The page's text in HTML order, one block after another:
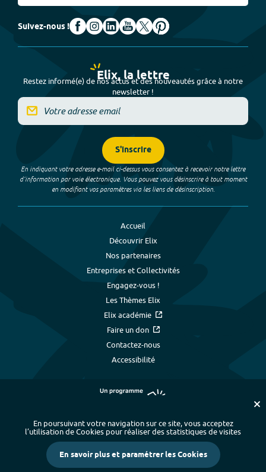
Suivez-nous !
Elix, la lettre
Restez informé(e) de nos actus et des nouveautés grâce à notre
newsletter !
S'inscrire
En indiquant votre adresse e-mail ci-dessus vous consentez à recevoir notre lettre
d’information par voie électronique. Vous pouvez vous désinscrire à tout moment
en modifiant vos paramètres via les liens de désinscription.
Accueil
Découvrir Elix
Nos partenaires
Entreprises et Collectivités
Engagez-vous !
Les Thèmes Elix
Elix académie
Faire un don
Contactez-nous
Accessibilité
Plan du site - Index alphabétique
-
Mentions légales et données personnelles
- Paramétrer les cookies
Crédits
En poursuivant votre navigation sur ce site, vous acceptez
l’utilisation de Cookies pour réaliser des statistiques de visites
En savoir plus et paramétrer les Cookies